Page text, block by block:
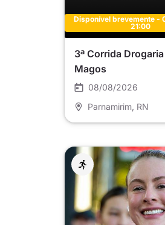
Disponível brevemente
21:00
3ª Corrida Drogaria
Magos
08/08/2026
Parnamirim , RN